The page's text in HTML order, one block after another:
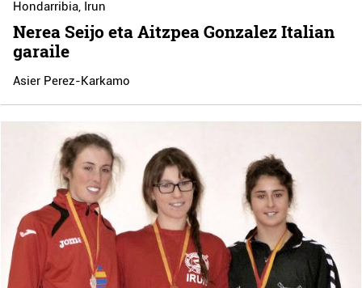
Hondarribia, Irun
Nerea Seijo eta Aitzpea Gonzalez Italian
garaile
Asier Perez-Karkamo